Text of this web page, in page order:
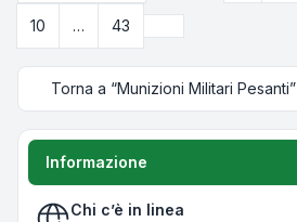
10 … 43
Torna a “Munizioni Militari Pesanti”
Informazione
Chi c’è in linea